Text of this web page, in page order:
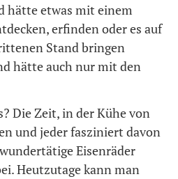
hätte etwas mit einem
erfinden oder es auf
Stand bringen
hätte auch nur mit den
Die Zeit, in der Kühe von
und jeder fasziniert davon
Eisenräder
Heutzutage kann man